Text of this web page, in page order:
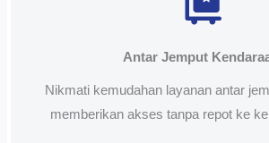
Antar Jemput
Nikmati kemudahan layanan antar
memberikan akses tanpa repot ke